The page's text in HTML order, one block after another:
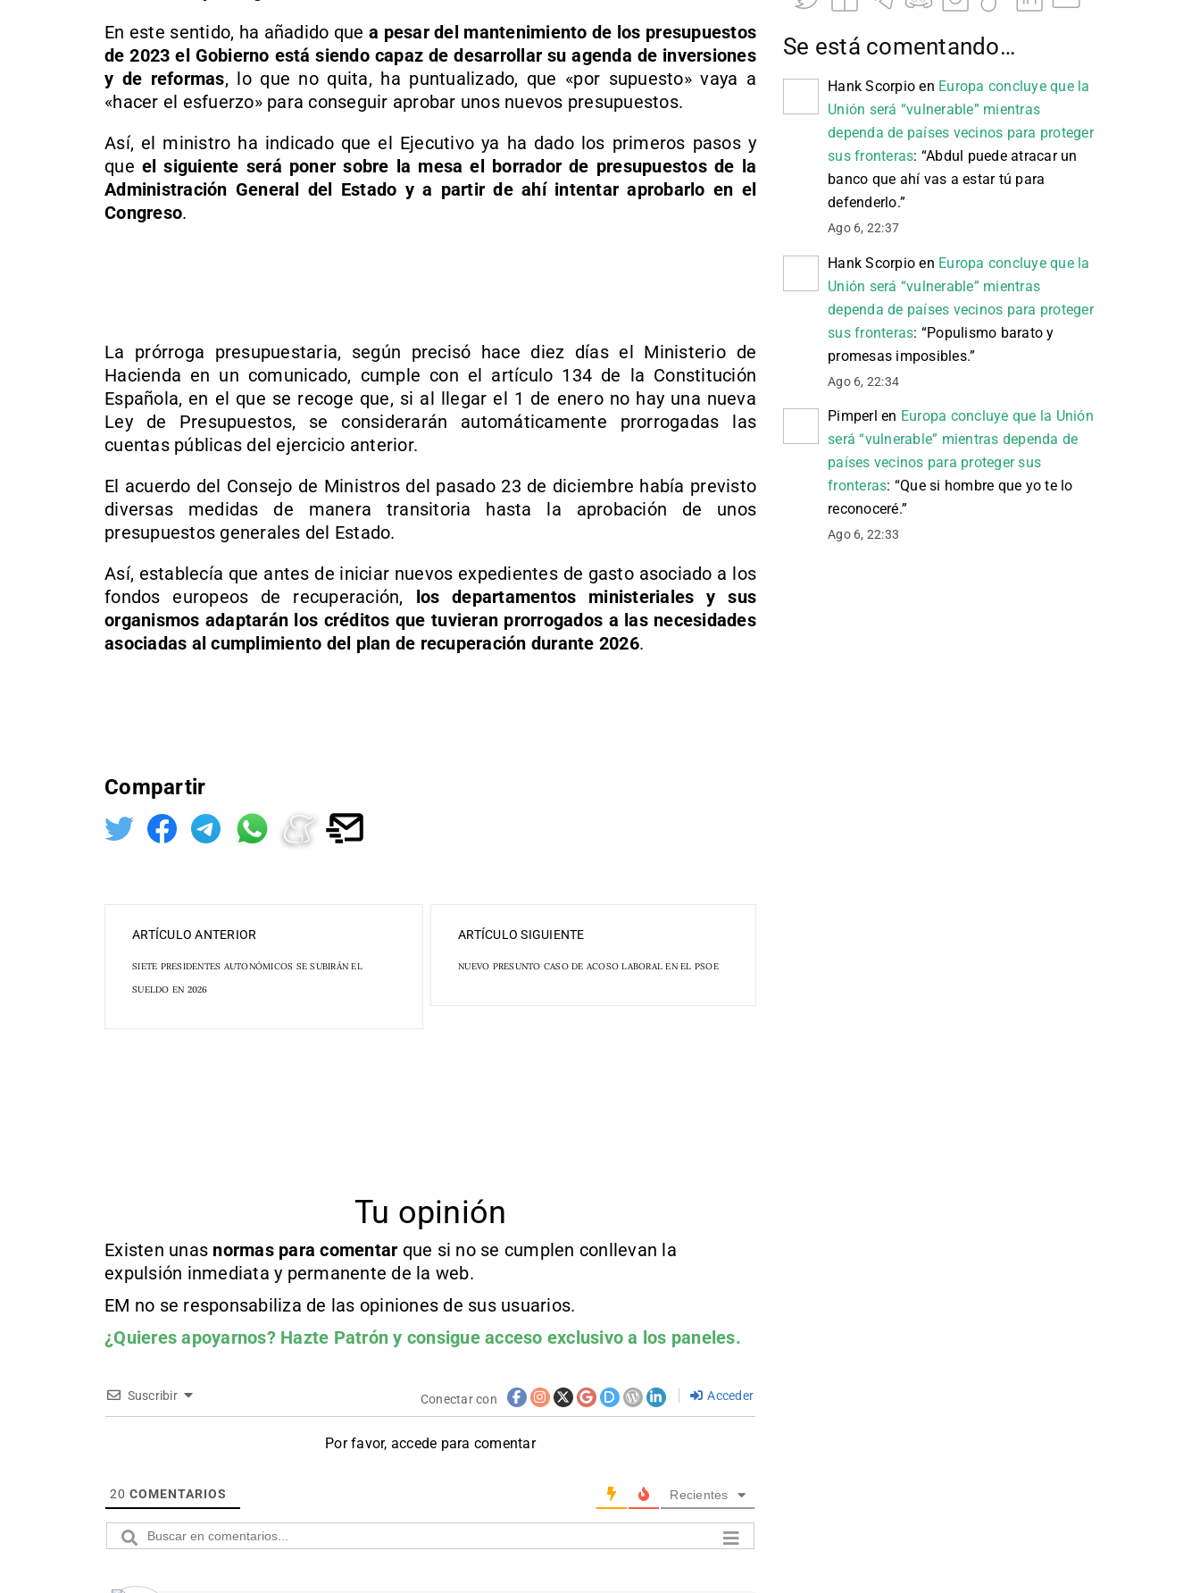
En este sentido, ha añadido que a pesar del mantenimiento de los presupuestos
de 2023 el Gobierno está siendo capaz de desarrollar su agenda de inversiones
y de reformas, lo que no quita, ha puntualizado, que «por supuesto» vaya a
«hacer el esfuerzo» para conseguir aprobar unos nuevos presupuestos.
Así, el ministro ha indicado que el Ejecutivo ya ha dado los primeros pasos y
que el siguiente será poner sobre la mesa el borrador de presupuestos de la
Administración General del Estado y a partir de ahí intentar aprobarlo en el
Congreso.
La prórroga presupuestaria, según precisó hace diez días el Ministerio de
Hacienda en un comunicado, cumple con el artículo 134 de la Constitución
Española, en el que se recoge que, si al llegar el 1 de enero no hay una nueva
Ley de Presupuestos, se considerarán automáticamente prorrogadas las
cuentas públicas del ejercicio anterior.
El acuerdo del Consejo de Ministros del pasado 23 de diciembre había previsto
diversas medidas de manera transitoria hasta la aprobación de unos
presupuestos generales del Estado.
Así, establecía que antes de iniciar nuevos expedientes de gasto asociado a los
fondos europeos de recuperación, los departamentos ministeriales y sus
organismos adaptarán los créditos que tuvieran prorrogados a las necesidades
asociadas al cumplimiento del plan de recuperación durante 2026.
Compartir
ARTÍCULO ANTERIOR
SIETE PRESIDENTES AUTONÓMICOS SE SUBIRÁN EL
SUELDO EN 2026
ARTÍCULO SIGUIENTE
NUEVO PRESUNTO CASO DE ACOSO LABORAL EN EL PSOE
Tu opinión
Existen unas normas para comentar que si no se cumplen conllevan la
expulsión inmediata y permanente de la web.
EM no se responsabiliza de las opiniones de sus usuarios.
¿Quieres apoyarnos? Hazte Patrón y consigue acceso exclusivo a los paneles.
Suscribir Conectar con Acceder
Por favor, accede para comentar
20 COMENTARIOS Recientes
Se está comentando…
Hank Scorpio en Europa concluye que la
Unión será “vulnerable” mientras
dependa de países vecinos para proteger
sus fronteras: “Abdul puede atracar un
banco que ahí vas a estar tú para
defenderlo.”
Ago 6, 22:37
Hank Scorpio en Europa concluye que la
Unión será “vulnerable” mientras
dependa de países vecinos para proteger
sus fronteras: “Populismo barato y
promesas imposibles.”
Ago 6, 22:34
Pimperl en Europa concluye que la Unión
será “vulnerable” mientras dependa de
países vecinos para proteger sus
fronteras: “Que si hombre que yo te lo
reconoceré.”
Ago 6, 22:33